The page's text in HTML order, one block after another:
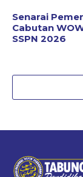
Senarai
Cabutan
SSPN 2026